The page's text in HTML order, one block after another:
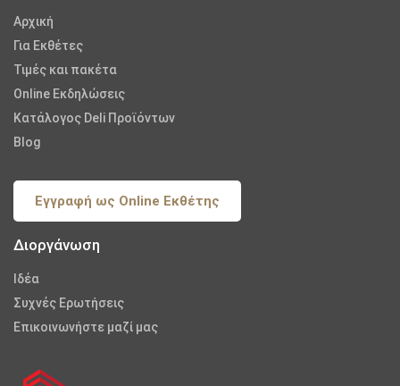
Αρχική
Για Εκθέτες
Τιμές και πακέτα
Online Εκδηλώσεις
Κατάλογος Deli Προϊόντων
Blog
Εγγραφή ως Online Εκθέτης
Διοργάνωση
Iδέα
Συχνές Ερωτήσεις
Επικοινωνήστε μαζί μας